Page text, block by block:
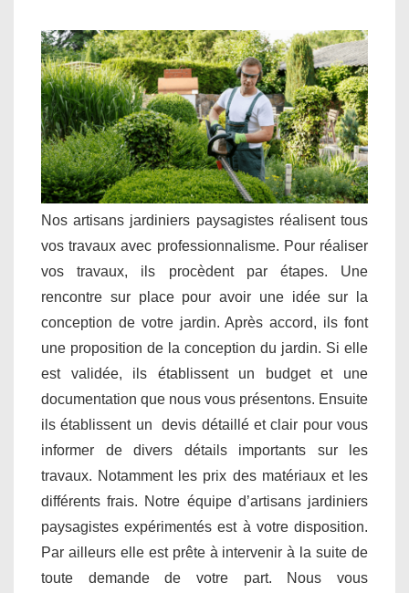
Nos artisans jardiniers paysagistes réalisent tous
vos travaux avec professionnalisme. Pour réaliser
vos travaux, ils procèdent par étapes. Une
rencontre sur place pour avoir une idée sur la
conception de votre jardin. Après accord, ils font
une proposition de la conception du jardin. Si elle
est validée, ils établissent un budget et une
documentation que nous vous présentons. Ensuite
ils établissent un devis détaillé et clair pour vous
informer de divers détails importants sur les
travaux. Notamment les prix des matériaux et les
différents frais. Notre équipe d’artisans jardiniers
paysagistes expérimentés est à votre disposition.
Par ailleurs elle est prête à intervenir à la suite de
toute demande de votre part. Nous vous